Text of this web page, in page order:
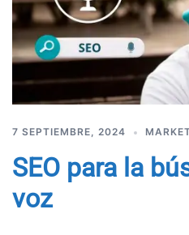
7 SEPTIEMBRE, 2024
SEO para la
voz